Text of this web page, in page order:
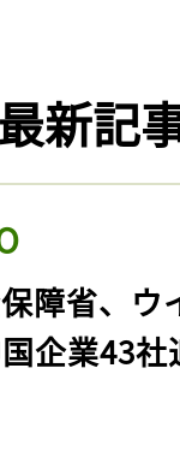
最新記
障省、ウ
企業43社